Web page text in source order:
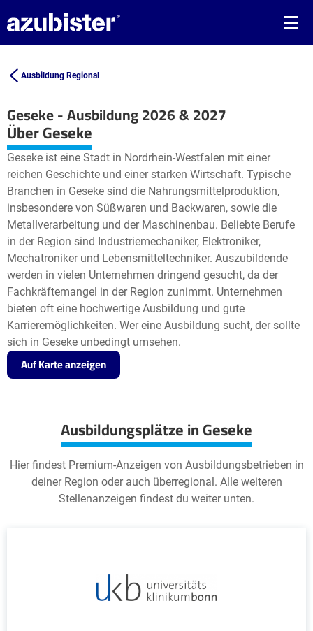
Ausbildung Regional
Geseke - Ausbildung 2026 & 2027
+
−
Leaflet| ©OpenStreetMap2
Über Geseke
Geseke ist eine Stadt in Nordrhein-Westfalen mit einer
reichen Geschichte und einer starken Wirtschaft. Typische
Branchen in Geseke sind die Nahrungsmittelproduktion,
insbesondere von Süßwaren und Backwaren, sowie die
Metallverarbeitung und der Maschinenbau. Beliebte Berufe
in der Region sind Industriemechaniker, Elektroniker,
Mechatroniker und Lebensmitteltechniker. Auszubildende
werden in vielen Unternehmen dringend gesucht, da der
Fachkräftemangel in der Region zunimmt. Unternehmen
bieten oft eine hochwertige Ausbildung und gute
Karrieremöglichkeiten. Wer eine Ausbildung sucht, der sollte
sich in Geseke unbedingt umsehen.
Auf Karte anzeigen
Ausbildungsplätze in Geseke
Hier findest Premium-Anzeigen von Ausbildungsbetrieben in
deiner Region oder auch überregional. Alle weiteren
Stellenanzeigen findest du weiter unten.